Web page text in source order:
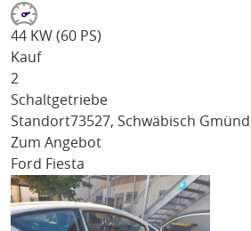
44 KW (60 PS)
Kauf
2
Schaltgetriebe
Standort73527, Schwäbisch Gmünd
Zum Angebot
Ford Fiesta